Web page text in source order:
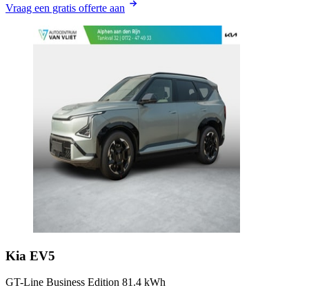
Vraag een gratis offerte aan
Kia EV5
GT-Line Business Edition 81.4 kWh